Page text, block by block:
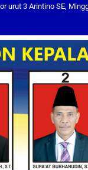
urut 3 Arintino SE,